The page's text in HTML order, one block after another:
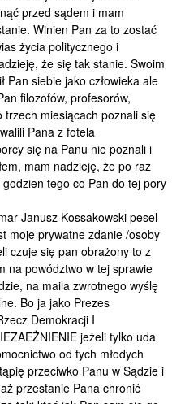
przed sądem i mam
Winien Pan za to zostać
życia politycznego i
że się tak stanie. Swoim
Pan siebie jako człowieka ale
filozofów, profesorów,
trzech miesiącach poznali się
Pana z fotela
się na Panu nie poznali i
mam nadzieję, że po raz
tego co Pan do tej pory
Janusz Kossakowski pesel
moje prywatne zdanie /osoby
czuje się pan obrażony to z
na powództwo w tej sprawie
na maila zwrotnego wyślę
Bo ja jako Prezes
Demokracji I
jeżeli tylko uda
od tych młodych
przeciwko Panu w Sądzie i
przestanie Pana chronić